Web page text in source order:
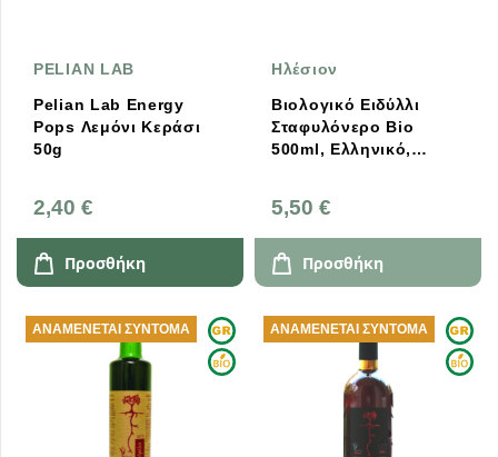
PELIAN LAB
Pelian Lab Energy
Pops Λεμόνι Κεράσι
50g
2,40 €
Προσθήκη
Ηλέσιον
Βιολογικό Ειδύλλι
Σταφυλόνερο Bio
500ml, Ελληνικό,
5,50 €
Προσθήκη
ΑΝΑΜΈΝΕΤΑΙ ΣΎΝΤΟΜΑ ΑΝΑΜΈΝΕΤΑΙ ΣΎΝΤΟΜΑ